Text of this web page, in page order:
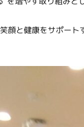
顔と健康をサポー